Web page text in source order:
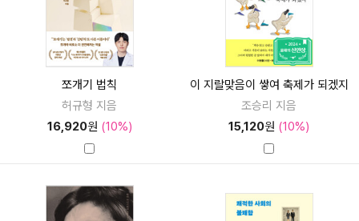
쪼개기 법칙
허규형 지음
16,920원 (10%)
이 지랄맞음이 쌓여 축제가 되겠지
조승리 지음
15,120원 (10%)